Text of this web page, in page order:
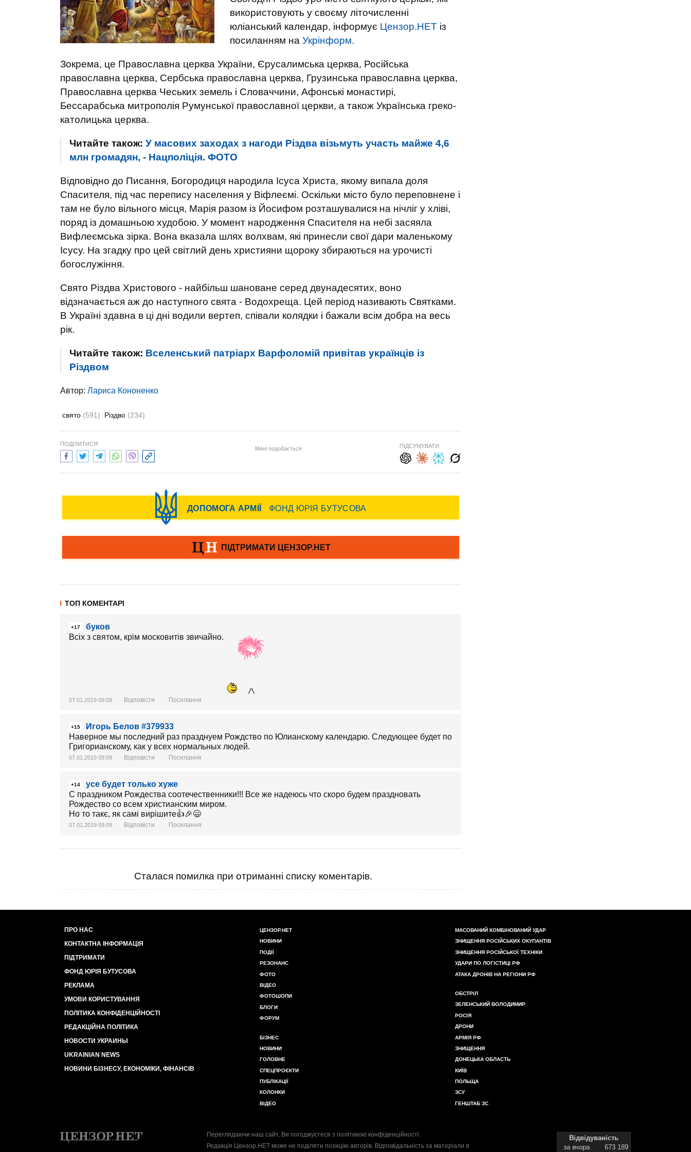
використовують у своєму літочисленні
юліанський календар, інформує Цензор.НЕТ із
посиланням на Укрінформ.
Зокрема, це Православна церква України, Єрусалимська церква, Російська
православна церква, Сербська православна церква, Грузинська православна церква,
Православна церква Чеських земель і Словаччини, Афонські монастирі,
Бессарабська митрополія Румунської православної церкви, а також Українська греко-
католицька церква.
Читайте також: У масових заходах з нагоди Різдва візьмуть участь майже 4,6
млн громадян, - Нацполіція. ФОТО
Відповідно до Писання, Богородиця народила Ісуса Христа, якому випала доля
Спасителя, під час перепису населення у Віфлеємі. Оскільки місто було переповнене і
там не було вільного місця, Марія разом із Йосифом розташувалися на нічліг у хліві,
поряд із домашньою худобою. У момент народження Спасителя на небі засяяла
Вифлеємська зірка. Вона вказала шлях волхвам, які принесли свої дари маленькому
Ісусу. На згадку про цей світлий день християни щороку збираються на урочисті
богослужіння.
Свято Різдва Христового - найбільш шановане серед двунадесятих, воно
відзначається аж до наступного свята - Водохреща. Цей період називають Святками.
В Україні здавна в ці дні водили вертеп, співали колядки і бажали всім добра на весь
рік.
Читайте також: Вселенський патріарх Варфоломій привітав українців із
Різдвом
Автор: Лариса Кононенко
свято (591) Різдво (234)
ПОДІЛИТИСЯ:
Мені подобається ПІДСУМУВАТИ:
ТОП КОМЕНТАРІ
+17
буков
Всіх з святом, крім московитів звичайно.
07.01.2019 09:09 Відповісти Посилання
+15
Игорь Белов #379933
Наверное мы последний раз празднуем Рождство по Юлианскому календарю. Следующее будет по
Григорианскому, как у всех нормальных людей.
07.01.2019 09:09 Відповісти Посилання
+14
усе будет только хуже
С праздником Рождества соотечественники!!! Все же надеюсь что скоро будем праздновать
Рождество со всем христианским миром.
Но то такє, як самі вирішите👍🎉😄
07.01.2019 09:09 Відповісти Посилання
Сталася помилка при отриманні списку коментарів.
ПРО НАС
КОНТАКТНА ІНФОРМАЦІЯ
ПІДТРИМАТИ
ФОНД ЮРІЯ БУТУСОВА
РЕКЛАМА
УМОВИ КОРИСТУВАННЯ
ПОЛІТИКА КОНФІДЕНЦІЙНОСТІ
РЕДАКЦІЙНА ПОЛІТИКА
НОВОСТИ УКРАИНЫ
UKRAINIAN NEWS
НОВИНИ БІЗНЕСУ, ЕКОНОМІКИ, ФІНАНСІВ
ЦЕНЗОР.НЕТ
НОВИНИ
ПОДІЇ
РЕЗОНАНС
ФОТО
ВІДЕО
ФОТОШОПИ
БЛОГИ
ФОРУМ
БІЗНЕС
НОВИНИ
ГОЛОВНЕ
СПЕЦПРОЄКТИ
ПУБЛІКАЦІЇ
КОЛОНКИ
ВІДЕО
МАСОВАНИЙ КОМБІНОВАНИЙ УДАР
ЗНИЩЕННЯ РОСІЙСЬКИХ ОКУПАНТІВ
ЗНИЩЕННЯ РОСІЙСЬКОЇ ТЕХНІКИ
УДАРИ ПО ЛОГІСТИЦІ РФ
АТАКА ДРОНІВ НА РЕГІОНИ РФ
ОБСТРІЛ
ЗЕЛЕНСЬКИЙ ВОЛОДИМИР
РОСІЯ
ДРОНИ
АРМІЯ РФ
ЗНИЩЕННЯ
ДОНЕЦЬКА ОБЛАСТЬ
КИЇВ
ПОЛЬЩА
ЗСУ
ГЕНШТАБ ЗС
Переглядаючи наш сайт, Ви погоджуєтеся з політикою конфіденційності.
Редакція Цензор.НЕТ може не поділяти позицію авторів. Відповідальність за матеріали в
Відвідуваність
за вчора
673 189